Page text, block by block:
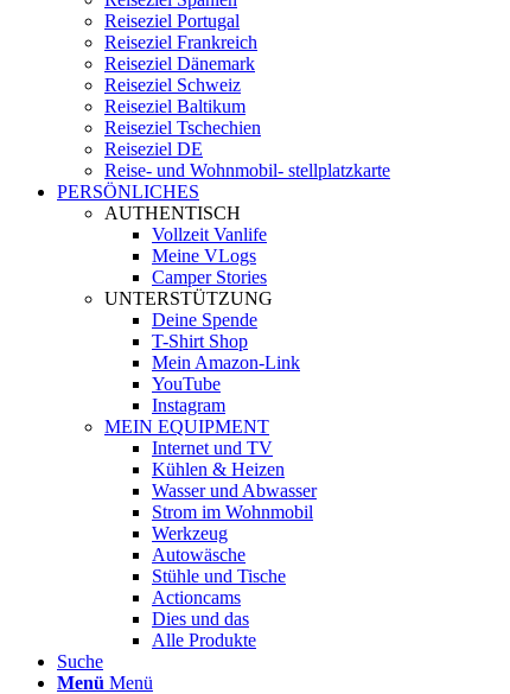
Reiseziel Portugal
Reiseziel Frankreich
Reiseziel Dänemark
Reiseziel Schweiz
Reiseziel Baltikum
Reiseziel Tschechien
Reiseziel DE
Reise- und Wohnmobil- stellplatzkarte
PERSÖNLICHES
AUTHENTISCH
Vollzeit Vanlife
Meine VLogs
Camper Stories
UNTERSTÜTZUNG
Deine Spende
T-Shirt Shop
Mein Amazon-Link
YouTube
Instagram
MEIN EQUIPMENT
Internet und TV
Kühlen & Heizen
Wasser und Abwasser
Strom im Wohnmobil
Werkzeug
Autowäsche
Stühle und Tische
Actioncams
Dies und das
Alle Produkte
Suche
Menü Menü